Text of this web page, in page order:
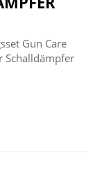
Gun Care
Schalldämpfer